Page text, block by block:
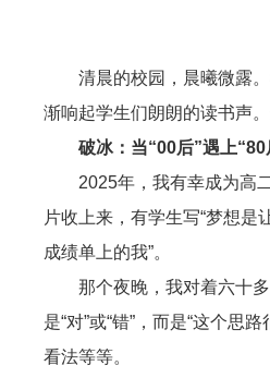
清晨的校园，晨曦微露
渐响起学生们朗朗的读书声
破冰：当“00后”遇上“80
2025年，我有幸成为高
片收上来，有学生写“梦想
成绩单上的我”。
那个夜晚，我对着六十
是“对”或“错”，而是“这个思
看法等等。